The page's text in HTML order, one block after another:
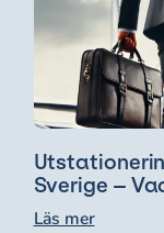
Sverige –
Läs mer